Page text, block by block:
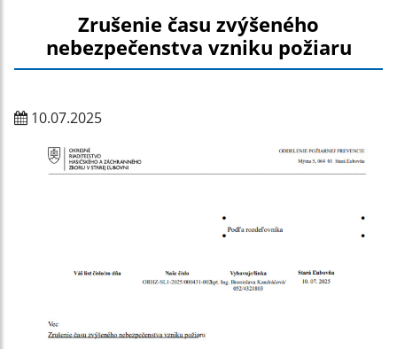
Zrušenie času zvýšeného
nebezpečenstva vzniku požiaru
10.07.2025